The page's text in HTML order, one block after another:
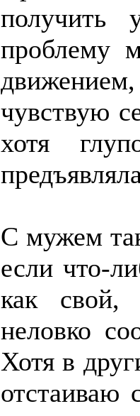
получить
проблему
чувствую
хотя
С мужем
если что-
как
неловко
Хотя в
отстаиваю